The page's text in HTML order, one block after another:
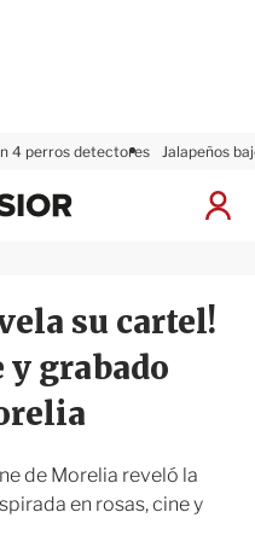
4 perros detectores Jalapeños
I
x
i
r
su cartel!
y grabado
de Morelia reveló la
en rosas, cine y